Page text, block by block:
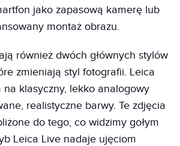
jako zapasową kamerę lub
montaż obrazu.
również dwóch głównych stylów
zmieniają styl fotografii. Leica
klasyczny, lekko analogowy
realistyczne barwy. Te zdjęcia
do tego, co widzimy gołym
Leica Live nadaje ujęciom